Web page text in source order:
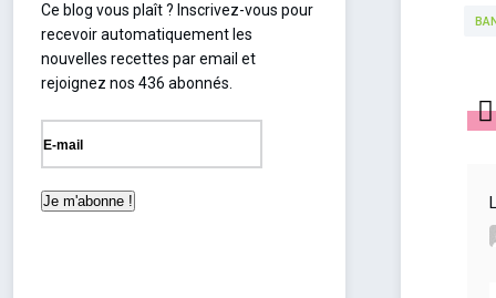
Ce blog vous plaît ? Inscrivez-vous pour
recevoir automatiquement les
nouvelles recettes par email et
rejoignez nos 436 abonnés.